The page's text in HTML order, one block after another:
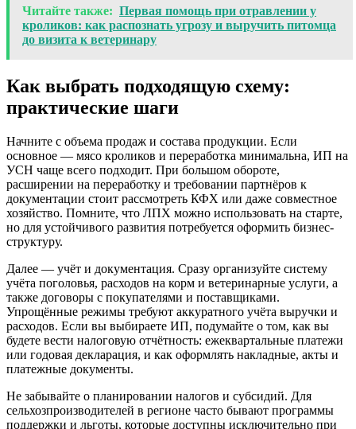
Читайте также: Первая помощь при отравлении у
кроликов: как распознать угрозу и выручить питомца
до визита к ветеринару
Как выбрать подходящую схему:
практические шаги
Начните с объема продаж и состава продукции. Если
основное — мясо кроликов и переработка минимальна, ИП на
УСН чаще всего подходит. При большом обороте,
расширении на переработку и требовании партнёров к
документации стоит рассмотреть КФХ или даже совместное
хозяйство. Помните, что ЛПХ можно использовать на старте,
но для устойчивого развития потребуется оформить бизнес-
структуру.
Далее — учёт и документация. Сразу организуйте систему
учёта поголовья, расходов на корм и ветеринарные услуги, а
также договоры с покупателями и поставщиками.
Упрощённые режимы требуют аккуратного учёта выручки и
расходов. Если вы выбираете ИП, подумайте о том, как вы
будете вести налоговую отчётность: ежеквартальные платежи
или годовая декларация, и как оформлять накладные, акты и
платежные документы.
Не забывайте о планировании налогов и субсидий. Для
сельхозпроизводителей в регионе часто бывают программы
поддержки и льготы, которые доступны исключительно при